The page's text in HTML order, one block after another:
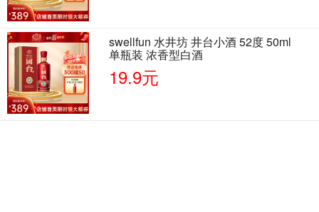
swellfun 水井坊 井台小酒 52度 50ml
单瓶装 浓香型白酒
19.9元